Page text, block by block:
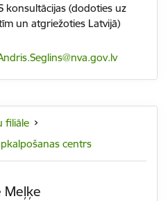
konsultācijas (dodoties uz
un atgriežoties Latvijā)
pasts:
filiāle
centrs
Meļķe